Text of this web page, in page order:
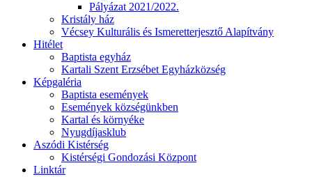
Pályázat 2021/2022.
Kristály ház
Vécsey Kulturális és Ismeretterjesztő Alapítvány
Hitélet
Baptista egyház
Kartali Szent Erzsébet Egyházközség
Képgaléria
Baptista események
Események községünkben
Kartal és környéke
Nyugdíjasklub
Aszódi Kistérség
Kistérségi Gondozási Központ
Linktár